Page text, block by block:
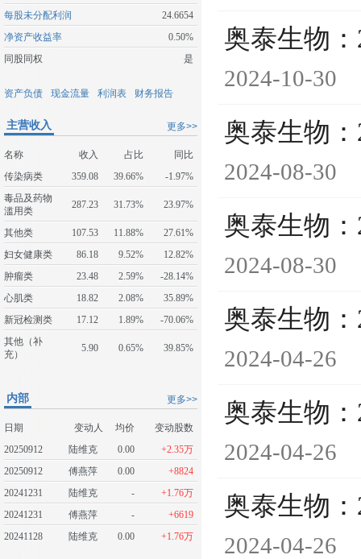
每股未分配利润
24.6654
净资产收益率
0.50%
同股同权
是
资产负债 现金流量 利润表 财务报告
更多>>
主营收入
名称 收入 占比
同比
传染病类
359.08 39.66%
-1.97%
毒品及药物
滥用类
287.23 31.73% 23.97%
其他类 107.53 11.88%
27.61%
妇女健康类
86.18 9.52%
12.82%
肿瘤类
23.48 2.59%
-28.14%
心肌类
18.82 2.08%
35.89%
新冠检测类
17.12 1.89%
-70.06%
其他（补
充）
5.90 0.65% 39.85%
更多>>
内部
日期 变动人 均价
变动股数
20250912
陆维克 0.00
+2.35万
20250912
傅燕萍 0.00
+8824
20241231
陆维克 -
+1.76万
20241231
傅燕萍 -
+6619
20241128
陆维克 0.00 +1.76万
奥泰生物
2024-10-30
奥泰生物
2024-08-30
奥泰生物
2024-08-30
奥泰生物
2024-04-26
奥泰生物
2024-04-26
奥泰生物
2024-04-26